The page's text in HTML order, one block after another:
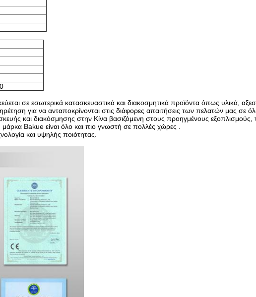
σε εσωτερικά κατασκευαστικά και διακοσμητικά προϊόντα όπως υλικά,
για να ανταποκρίνονται στις διάφορες απαιτήσεις των πελατών μας σε
και διακόσμησης στην Κίνα βασιζόμενη στους προηγμένους εξοπλισμούς,
μάρκα Bakue είναι όλο και πιο γνωστή σε πολλές χώρες .
και υψηλής ποιότητας.